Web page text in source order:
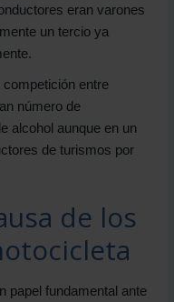
eran varones
un tercio ya
entre
número de
alcohol aunque en un
de turismos por
de los
papel fundamental ante